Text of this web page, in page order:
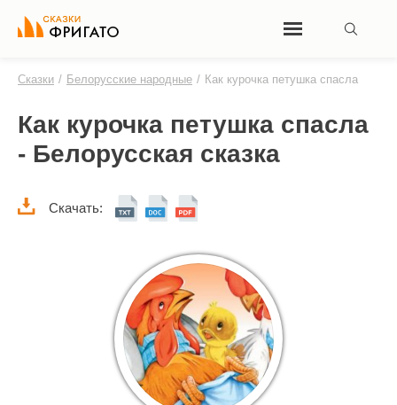
Сказки / Белорусские народные / Как курочка петушка спасла
Как курочка петушка спасла
- Белорусская сказка
Скачать: